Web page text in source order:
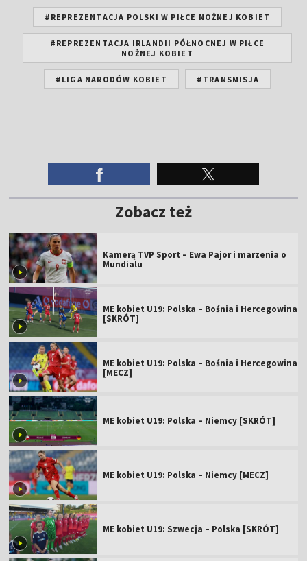
#REPREZENTACJA POLSKI W PIŁCE NOŻNEJ KOBIET
#REPREZENTACJA IRLANDII PÓŁNOCNEJ W PIŁCE
NOŻNEJ KOBIET
#LIGA NARODÓW KOBIET #TRANSMISJA
Zobacz też
Kamerą TVP Sport – Ewa Pajor i marzenia o
Mundialu
ME kobiet U19: Polska – Bośnia i Hercegowina
[SKRÓT]
ME kobiet U19: Polska – Bośnia i Hercegowina
[MECZ]
ME kobiet U19: Polska – Niemcy [SKRÓT]
ME kobiet U19: Polska – Niemcy [MECZ]
ME kobiet U19: Szwecja – Polska [SKRÓT]